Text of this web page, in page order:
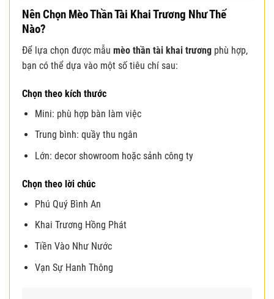
Nên Chọn Mèo Thần Tài Khai Trương Như Thế
Nào?
Để lựa chọn được mẫu mèo thần tài khai trương phù hợp,
bạn có thể dựa vào một số tiêu chí sau:
Chọn theo kích thước
Mini: phù hợp bàn làm việc
Trung bình: quầy thu ngân
Lớn: decor showroom hoặc sảnh công ty
Chọn theo lời chúc
Phú Quý Bình An
Khai Trương Hồng Phát
Tiền Vào Như Nước
Vạn Sự Hanh Thông